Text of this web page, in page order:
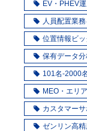
EV・PHEV
人員配置業
位置情報ビ
保有データ
101名-2000名
MEO・エリ
カスタマー
ゼンリン高精